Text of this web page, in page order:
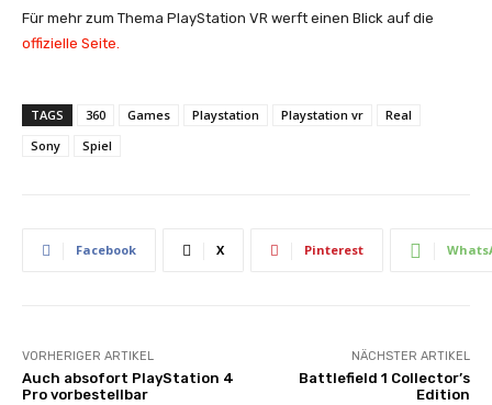
Für mehr zum Thema PlayStation VR werft einen Blick auf die
offizielle Seite.
TAGS 360 Games Playstation Playstation vr
Real
Sony
Spiel
Facebook X Pinterest
VORHERIGER ARTIKEL
Auch absofort PlayStation 4
Pro vorbestellbar
NÄCHSTER ARTIKEL
Battlefield 1 Collector’s
Edition